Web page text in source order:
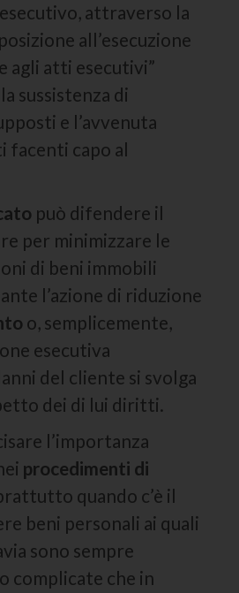
attraverso la
all’esecuzione
agli atti esecutivi”
sussistenza di
e l’avvenuta
facenti capo al
può difendere il
per minimizzare le
di beni immobili
l’azione di riduzione
o, semplicemente,
esecutiva
del cliente si svolga
dei di lui diritti.
l’importanza
procedimenti di
quando c’è il
beni personali ai quali
sono sempre
complicate che in